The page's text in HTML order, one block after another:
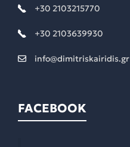
+30 2103215770
+30 2103639930
info@dimitriskairidis.gr
FACEBOOK